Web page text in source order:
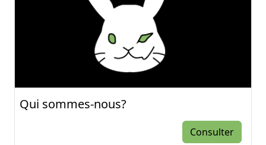
Qui sommes-nous?
Consulter